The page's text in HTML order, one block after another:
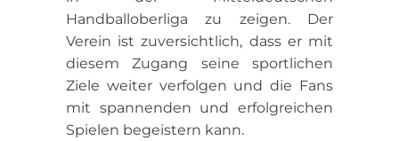
Handballoberliga zu zeigen. Der
Verein ist zuversichtlich, dass er mit
diesem Zugang seine sportlichen
Ziele weiter verfolgen und die Fans
mit spannenden und erfolgreichen
Spielen begeistern kann.